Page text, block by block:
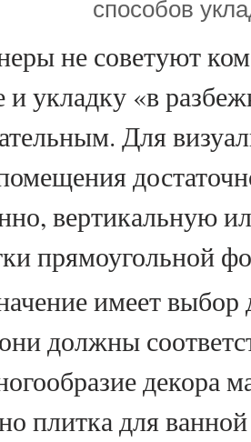
способов
не советуют
и укладку «в
Для
вертикальную
прямоугольной
имеет выбор
должны
декора
плитка для